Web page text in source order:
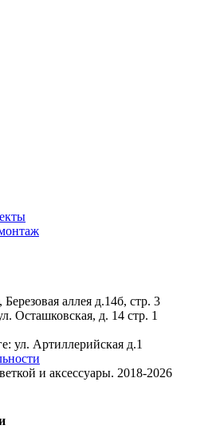
аллея д.14б, стр. 3
Осташковская, д. 14 стр. 1
ул. Артиллерийская д.1
и аксессуары. 2018-2026